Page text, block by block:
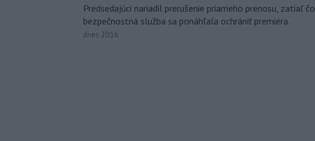
Predsedajúci nariadil prerušenie priameho prenosu, zatiaľ čo
bezpečnostná služba sa ponáhľala ochrániť premiéra.
dnes 20:16